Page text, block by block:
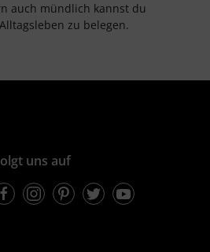
auch mündlich kannst du
zu belegen.
uns auf
InstagramPinterestTwitterYoutube